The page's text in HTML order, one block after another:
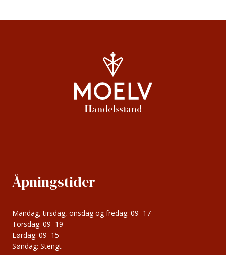
Åpningstider
Mandag, tirsdag, onsdag og fredag: 09–17
Torsdag: 09–19
Lørdag: 09–15
Søndag: Stengt